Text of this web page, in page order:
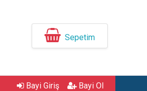
Sepetim
Bayi Giriş Bayi Ol